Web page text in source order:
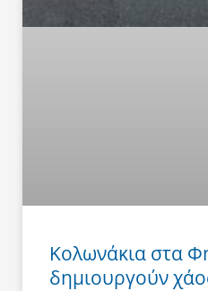
Κολωνάκια στα
δημιουργούν